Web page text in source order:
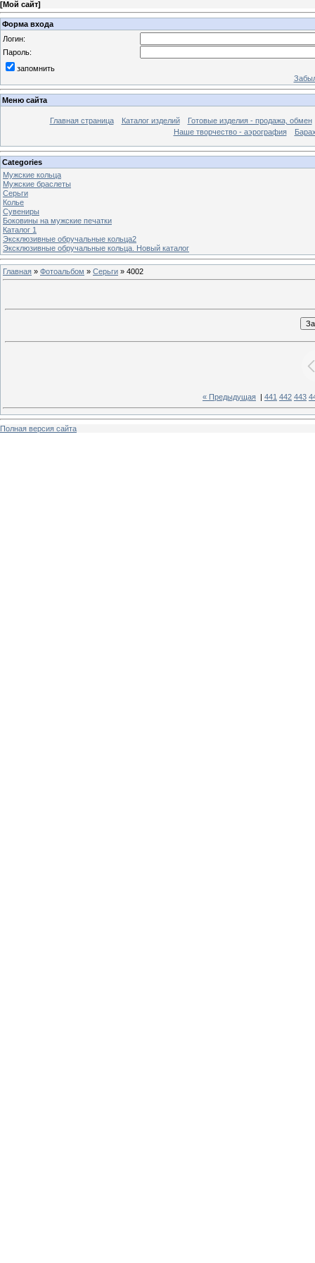
[Мой сайт]
Форма входа
Логин:
Пароль:
запомнить
Меню сайта
Главная страница Каталог изделий
Готовые изделия - продажа, обмен
Наше творчество - аэрография
Categories
Мужские кольца
Мужские браслеты
Серьги
Колье
Сувениры
Боковины на мужские печатки
Каталог 1
Эксклюзивные обручальные кольца2
Эксклюзивные обручальные кольца. Новый каталог
Главная » Фотоальбом » Серьги » 4002
« Предыдущая 441 442 443
Полная версия сайта